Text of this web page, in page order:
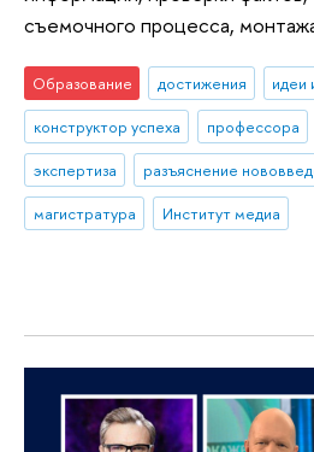
съемочного процесса,
Образование достижения
идеи
конструктор успеха
профессора
экспертиза
разъяснение
магистратура
Институт медиа